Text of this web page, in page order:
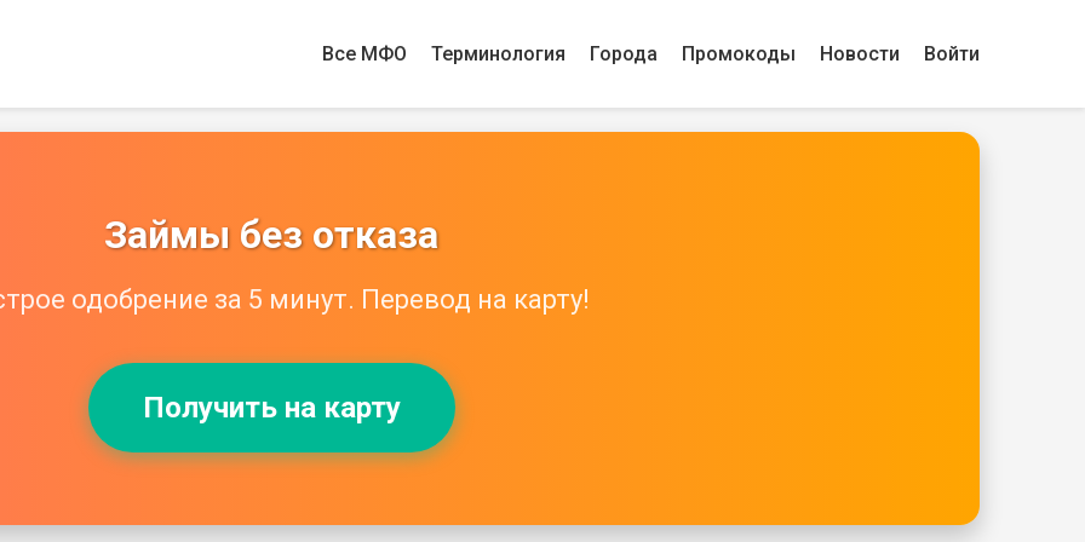
Все МФО Терминология Города Промокоды Новости Войти
Займы без отказа
одобрение за 5 минут. Перевод на карту!
Получить на карту